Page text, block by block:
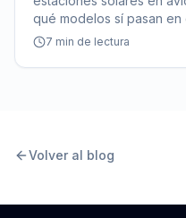
qué modelos sí pasan en
7 min de lectura
Volver al blog